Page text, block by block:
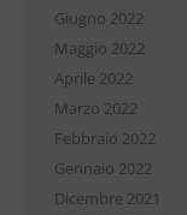
Giugno 2022
Maggio 2022
Aprile 2022
Marzo 2022
Febbraio 2022
Gennaio 2022
Dicembre 2021